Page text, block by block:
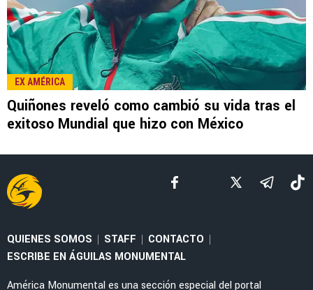
SELECCIÓN MEXICANA
Julián Quiñones habló de su polémica salida
ante Inglaterra